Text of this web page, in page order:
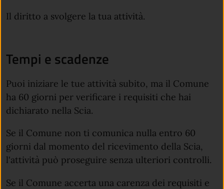
Il diritto a svolgere la tua attività.
Tempi e scadenze
Puoi iniziare le tue attività subito, ma il Comune
ha 60 giorni per verificare i requisiti che hai
dichiarato nella Scia.
Se il Comune non ti comunica nulla entro 60
giorni dal momento del ricevimento della Scia,
l'attività può proseguire senza ulteriori controlli.
Se il Comune accerta una carenza dei requisiti e